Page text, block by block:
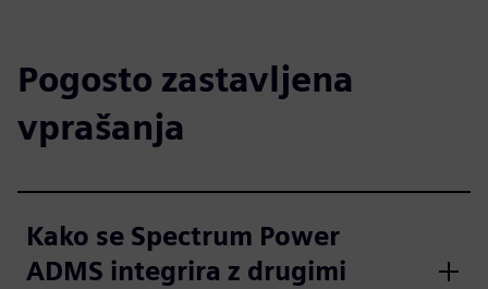
Pogosto zastavljena
vprašanja
Kako se Spectrum Power
ADMS integrira z drugimi